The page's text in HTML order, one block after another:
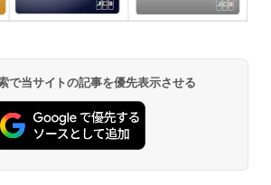
で当サイトの記事を優先表示させる